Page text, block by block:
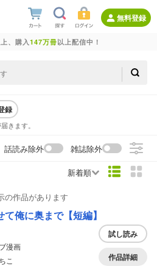
無料登録
、購入147万冊以上配信中！
録
きます。
話読み除外 雑誌除外
新着順
の作品があります
て俺に奥まで【短編】
漫画
こ
試し読み
作品詳細